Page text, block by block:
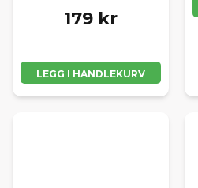
179 kr
LEGG I HANDLEKURV